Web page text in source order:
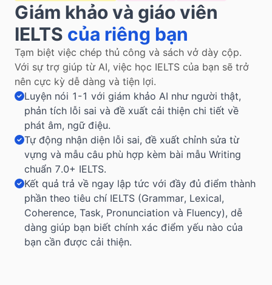
Giám khảo và giáo viên
IELTS của riêng bạn
Tạm biệt việc chép thủ công và sách vở dày cộp.
Với sự trợ giúp từ AI, việc học IELTS của bạn sẽ trở
nên cực kỳ dễ dàng và tiện lợi.
Luyện nói 1-1 với giám khảo AI như người thật,
phản tích lỗi sai và đề xuất cải thiện chi tiết về
phát âm, ngữ điệu.
Tự động nhận diện lỗi sai, đề xuất chỉnh sửa từ
vựng và mẫu câu phù hợp kèm bài mẫu Writing
chuẩn 7.0+ IELTS.
Kết quả trả về ngay lập tức với đầy đủ điểm thành
phần theo tiêu chí IELTS (Grammar, Lexical,
Coherence, Task, Pronunciation và Fluency), dễ
dàng giúp bạn biết chính xác điểm yếu nào của
bạn cần được cải thiện.